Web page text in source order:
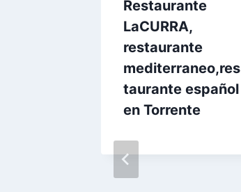
Restaurante
LaCURRA,
restaurante
mediterraneo,res
taurante español
en Torrente